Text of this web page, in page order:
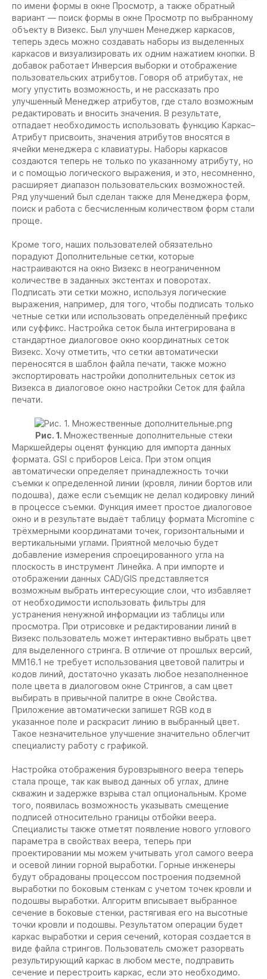
по имени формы в окне Просмотр, а также обратный
вариант — поиск формы в окне Просмотр по выбранному
объекту в Визекс. Был улучшен Менеджер каркасов,
теперь здесь можно создавать наборы из выделенных
каркасов и визуализировать их одним нажатием кнопки. В
добавок работает Инверсия выборки и отображение
пользовательских атрибутов. Говоря об атрибутах, не
могу упустить возможность, и не рассказать про
улучшенный Менеджер атрибутов, где стало возможным
редактировать и вносить значения. В результате,
отпадает необходимость использовать функцию Каркас–
Атрибут присвоить, значения атрибутов вносятся в
ячейки менеджера с клавиатуры. Наборы каркасов
создаются теперь не только по указанному атрибуту, но
и с помощью логического выражения, и это, несомненно,
расширяет диапазон пользовательских возможностей.
Ряд улучшений был сделан также для Менеджера форм,
поиск и работа с бесчисленным количеством форм стали
проще.
Кроме того, наших пользователей обязательно
порадуют Дополнительные сетки, которые
настраиваются на окно Визекс в неограниченном
количестве в заданных экстентах и поворотах.
Подписать эти сетки можно, используя логические
выражения, например, для того, чтобы подписать только
четные сетки или использовать определённый префикс
или суффикс. Настройка сеток была интегрирована в
стандартное диалоговое окно координатных сеток
Визекс. Хочу отметить, что сетки автоматически
переносятся в шаблон файла печати, также можно
экспортировать настройки дополнительных сеток из
Визекса в диалоговое окно настройки Сеток для файла
печати.
Рис. 1. Множественные дополнительные стеки
Маркшейдеры оценят функцию для импорта данных
формата. GSI с приборов Leica. При этом опция
автоматически определяет принадлежность точки
съемки к определенной линии (кровля, линии бортов или
подошва), даже если съемщик не делал кодировку линий
в процессе съемки. Функция имеет простое диалоговое
окно и в результате выдаёт таблицу формата Micromine с
трёхмерными координатами точек, горизонтальными и
вертикальными углами. Приятной мелочью будет
добавление измерения спроецированного угла на
плоскость в инструмент Линейка. А при импорте и
отображении данных CAD/GIS представляется
возможным выбрать интересующие слои, что избавляет
от необходимости использовать фильтры для
устранения ненужной информации из таблицы или
просмотра. При отрисовке и редактировании линий в
Визекс пользователь может интерактивно выбрать цвет
для выделенного стринга. В отличие от прошлых версий,
ММ16.1 не требует использования цветовой палитры и
кодов линий, достаточно указать любое незаполненное
поле цвета в диалоговом окне Стрингов, а сам цвет
выбирать в привычной палитре в окне Свойства.
Приложение автоматически запишет RGB код в
указанное поле и раскрасит линию в выбранный цвет.
Такое незначительное улучшение значительно облегчит
специалисту работу с графикой.
Настройка отображения буровзрывного веера теперь
стала проще, так как вывод данных об углах, длине
скважин и задержке взрыва стал опциональным. Кроме
того, появилась возможность указывать смещение
подписей относительно границы отбойки веера.
Специалисты также отметят появление нового углового
параметра в свойствах веера, теперь при
проектировании мы можем учитывать угол самого веера
и осевой линии горной выработки. Горные инженеры
будут обрадованы процессом построения подземной
выработки по боковым стенкам с учетом точек кровли и
подошвы выработки. Алгоритм вписывает выбранное
сечение в боковые стенки, растягивая его на высотные
точки кровли и подошвы. Результатом операции будет
каркас выработки и серия сечений, которая создается в
виде файла стрингов. Пользователь сможет разорвать
результирующий каркас в любом месте, подправить
сечение и перестроить каркас, если это необходимо.